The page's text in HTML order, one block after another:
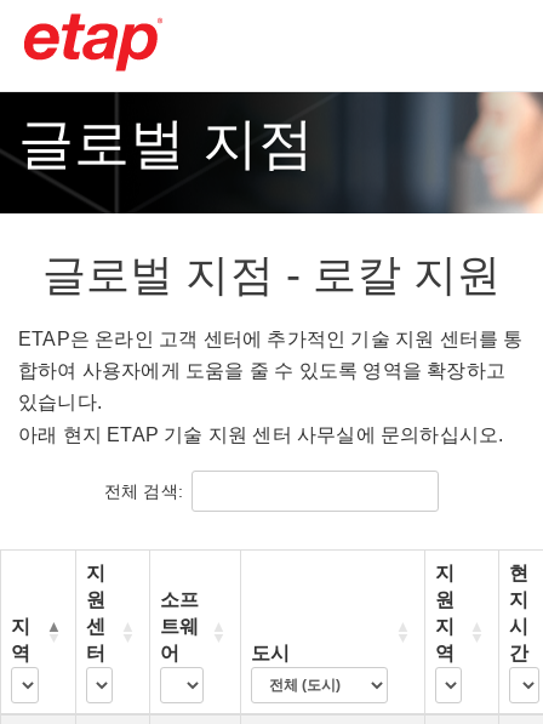
글로벌 지점
글로벌 지점 - 로칼 지원
ETAP은 온라인 고객 센터에 추가적인 기술 지원 센터를 통
합하여 사용자에게 도움을 줄 수 있도록 영역을 확장하고
있습니다.
아래 현지 ETAP 기술 지원 센터 사무실에 문의하십시오.
전체 검색:
지
역
지
원
센
터
소프
트웨
어
도시
지
원
지
역
현
지
시
간